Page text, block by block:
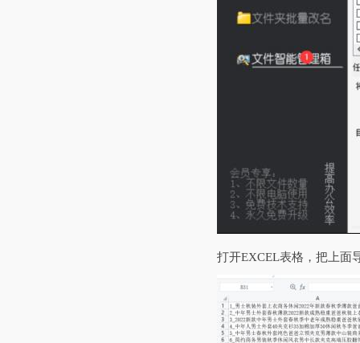
打开EXCEL表格，把上面